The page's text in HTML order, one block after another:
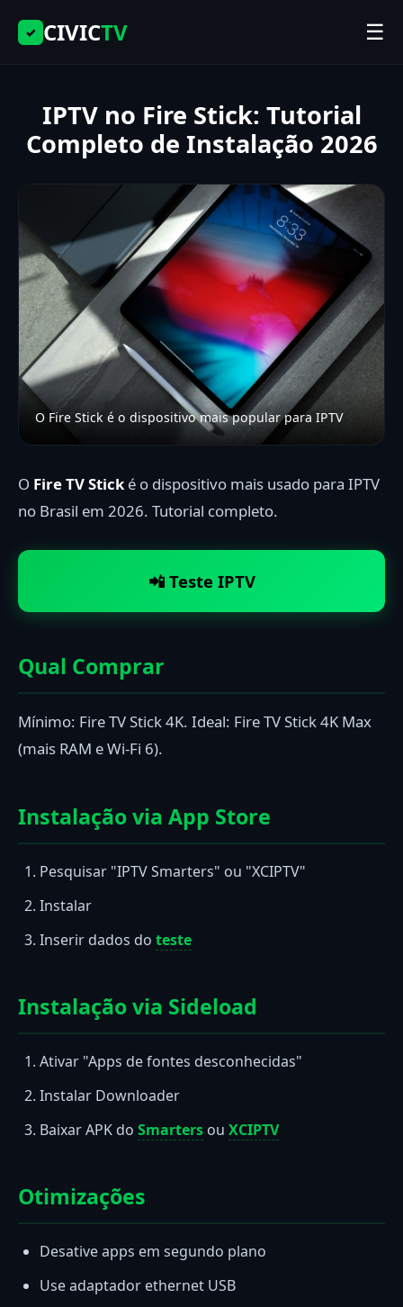
✓ CIVICTV ☰
IPTV no Fire Stick: Tutorial
Completo de Instalação 2026
O Fire Stick é o dispositivo mais popular para IPTV
O Fire TV Stické o dispositivo mais usado para IPTV
no Brasil em 2026. Tutorial completo.
📲 Teste IPTV
Qual Comprar
Mínimo: Fire TV Stick 4K. Ideal: Fire TV Stick 4K Max
(mais RAM e Wi-Fi 6).
Instalação via App Store
Pesquisar "IPTV Smarters" ou "XCIPTV"
Instalar
Inserir dados do teste
Instalação via Sideload
Ativar "Apps de fontes desconhecidas"
Instalar Downloader
Baixar APK do Smarters ou XCIPTV
Otimizações
Desative apps em segundo plano
Use adaptador ethernet USB